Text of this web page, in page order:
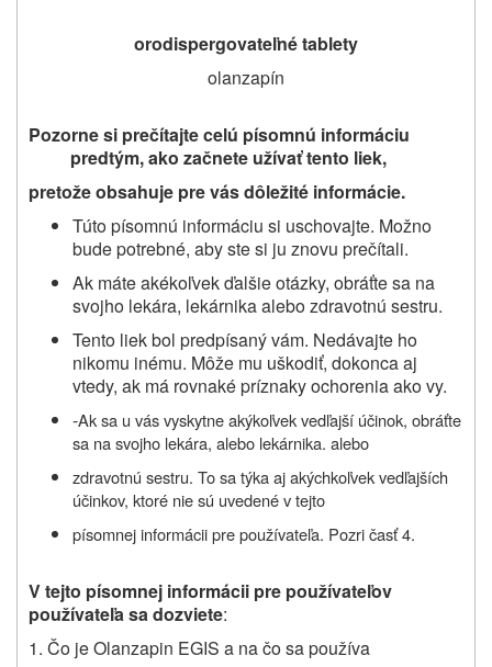
orodispergovateľné tablety
olanzapín
Pozorne si prečítajte celú písomnú informáciu
predtým, ako začnete užívaťtento liek,
pretože obsahuje pre vás dôležité informácie.
Túto písomnú informáciu si uschovajte. Možno
bude potrebné, aby ste si ju znovu prečítali.
Ak máte akékoľvek ďalšie otázky, obráťte sa na
svojho lekára, lekárnika alebo zdravotnú sestru.
Tento liek bol predpísaný vám. Nedávajte ho
nikomu inému. Môže mu uškodiť, dokonca aj
vtedy, ak má rovnaké príznaky ochorenia ako vy.
-Ak sa u vás vyskytne akýkoľvek vedľajší účinok, obráťte
sa na svojho lekára, alebo lekárnika. alebo
zdravotnú sestru. To sa týka aj akýchkoľvek vedľajších
účinkov, ktoré nie sú uvedené v tejto
písomnej informácii pre používateľa. Pozri časť 4.
V tejto písomnej informácii pre používateľov
používateľa sa dozviete:
1. Čo je Olanzapin EGIS a na čo sa používa